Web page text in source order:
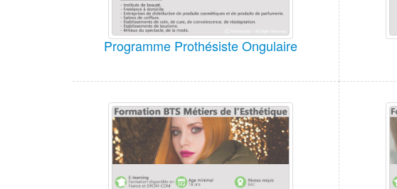
Programme Prothésiste Ongulaire